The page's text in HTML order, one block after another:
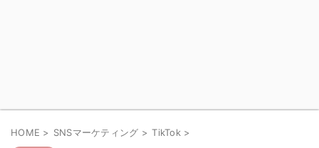
HOME > SNSマーケティング > TikTok >